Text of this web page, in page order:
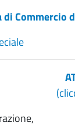
di Commercio